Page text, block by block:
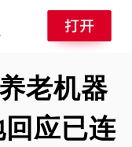
老机器
应已连